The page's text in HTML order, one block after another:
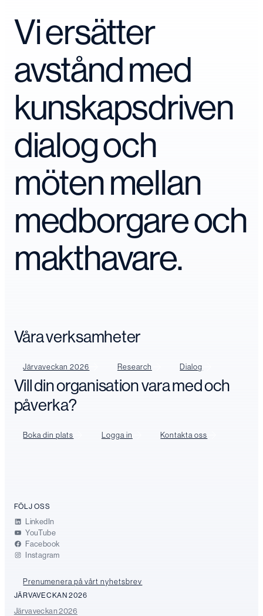
Vi ersätter
avstånd med
kunskapsdriven
dialog och
möten mellan
medborgare och
makthavare.
Våra verksamheter
Järvaveckan 2026 Research Dialog
Vill din organisation vara med och
påverka?
Boka din plats Logga in Kontakta oss
FÖLJ OSS
LinkedIn
YouTube
Facebook
Instagram
Prenumenera på vårt nyhetsbrev
JÄRVAVECKAN 2026
Järvaveckan 2026